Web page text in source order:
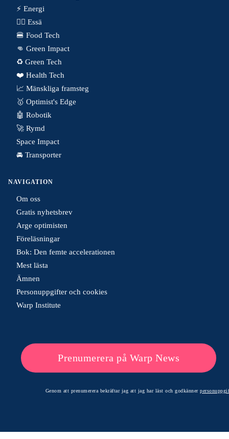
⚡️ Energi
✍🏼 Essä
🍔 Food Tech
👊 Green Impact
♻️ Green Tech
❤️ Health Tech
📈 Mänskliga framsteg
🥇 Optimist's Edge
🤖 Robotik
🚀 Rymd
Space Impact
🚘 Transporter
NAVIGATION
Om oss
Gratis nyhetsbrev
Arge optimisten
Föreläsningar
Bok: Den femte accelerationen
Mest lästa
Ämnen
Personuppgifter och cookies
Warp Institute
Prenumerera på Warp News
Genom att prenumerera bekräftar jag att jag har läst och godkänner